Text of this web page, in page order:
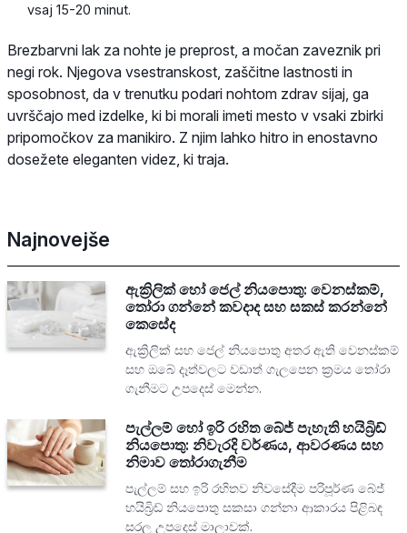
vsaj 15-20 minut.
Brezbarvni lak za nohte je preprost, a močan zaveznik pri
negi rok. Njegova vsestranskost, zaščitne lastnosti in
sposobnost, da v trenutku podari nohtom zdrav sijaj, ga
uvrščajo med izdelke, ki bi morali imeti mesto v vsaki zbirki
pripomočkov za manikiro. Z njim lahko hitro in enostavno
dosežete eleganten videz, ki traja.
Najnovejše
ඇක්‍රිලික් හෝ ජෙල් නියපොතු: වෙනස්කම්,
තෝරා ගන්නේ කවදාද සහ සකස් කරන්නේ
කෙසේද
ඇක්‍රිලික් සහ ජෙල් නියපොතු අතර ඇති වෙනස්කම්
සහ ඔබේ දෑත්වලට වඩාත් ගැලපෙන ක්‍රමය තෝරා
ගැනීමට උපදෙස් මෙන්න.
පැල්ලම් හෝ ඉරි රහිත බේජ් පැහැති හයිබ්‍රිඩ්
නියපොතු: නිවැරදි වර්ණය, ආවරණය සහ
නිමාව තෝරාගැනීම
පැල්ලම් සහ ඉරි රහිතව නිවසේදීම පරිපූර්ණ බේජ්
හයිබ්‍රිඩ් නියපොතු සකසා ගන්නා ආකාරය පිළිබඳ
සරල උපදෙස් මාලාවක්.